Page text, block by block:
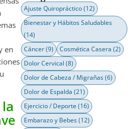
en
Ajuste Quiropráctico(12)
Bienestar y Hábitos Saludables
(14)
Cáncer(9) Cosmética Casera (2)
Dolor Cervical (8)
Dolor de Cabeza / Migrañas(6)
Dolor de Espalda (21)
Ejercicio / Deporte (16)
Embarazo y Bebes(12)